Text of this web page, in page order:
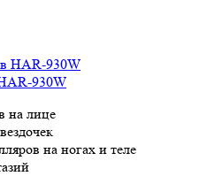
930W
на лице
на ногах и теле